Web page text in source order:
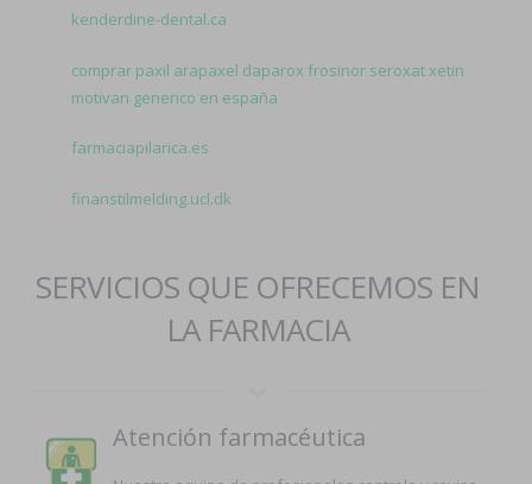
kenderdine-dental.ca
comprar paxil arapaxel daparox frosinor seroxat xetin
motivan generico en españa
farmaciapilarica.es
finanstilmelding.ucl.dk
SERVICIOS QUE OFRECEMOS EN
LA FARMACIA
Atención farmacéutica